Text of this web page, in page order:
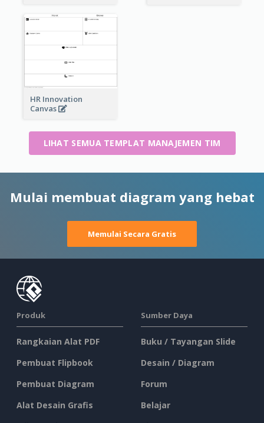
HR Innovation
Canvas
LIHAT SEMUA TEMPLAT MANAJEMEN TIM
Mulai membuat diagram yang hebat
Memulai Secara Gratis
Produk
Rangkaian Alat PDF
Pembuat Flipbook
Pembuat Diagram
Alat Desain Grafis
Sumber Daya
Buku / Tayangan Slide
Desain / Diagram
Forum
Belajar